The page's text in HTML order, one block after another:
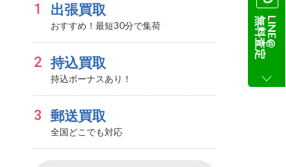
LINE@
無料査定
1 出張買取
おすすめ！最短30分で集荷
2 持込買取
持込ボーナスあり！
3 郵送買取
全国どこでも対応